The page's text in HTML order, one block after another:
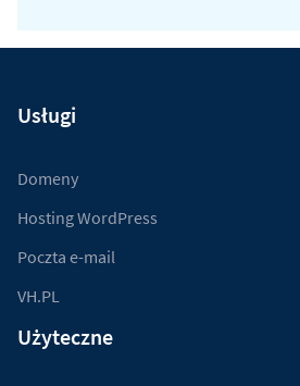
Usługi
Domeny
Hosting WordPress
Poczta e-mail
VH.PL
Użyteczne